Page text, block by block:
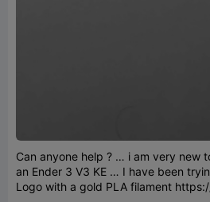
Can anyone help ? … i am very new
an Ender 3 V3 KE … I have been
Logo with a gold PLA filament